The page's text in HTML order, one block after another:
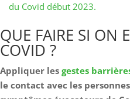
du Covid début 2023.
QUE FAIRE SI ON
COVID ?
Appliquer les gestes
le contact avec les